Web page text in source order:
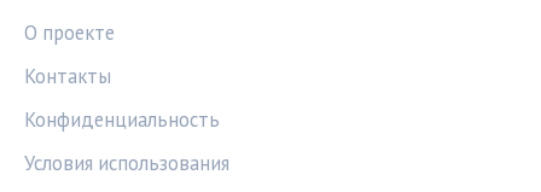
О проекте
Контакты
Конфиденциальность
Условия использования